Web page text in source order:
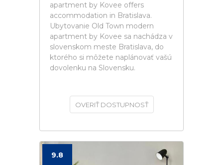
apartment by Kovee offers
accommodation in Bratislava.
Ubytovanie Old Town modern
apartment by Kovee sa nachádza v
slovenskom meste Bratislava, do
ktorého si môžete naplánovať vašú
dovolenku na Slovensku.
OVERIŤ DOSTUPNOSŤ
9.8